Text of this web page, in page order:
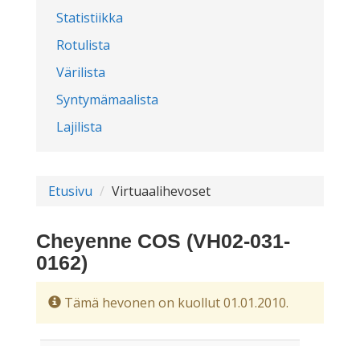
Statistiikka
Rotulista
Värilista
Syntymämaalista
Lajilista
Etusivu Virtuaalihevoset
Cheyenne COS (VH02-031-
0162)
Tämä hevonen on kuollut 01.01.2010.